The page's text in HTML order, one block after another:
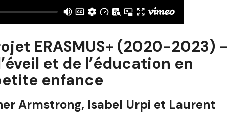
ERASMUS+ (2020-2023)
et de l’éducation en
enfance
Armstrong, Isabel Urpi et Laurent